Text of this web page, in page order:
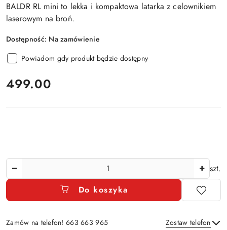
BALDR RL mini to lekka i kompaktowa latarka z celownikiem
laserowym na broń.
Dostępność: Na zamówienie
Powiadom gdy produkt będzie dostępny
cena:
499.00
szt.
Do koszyka
Zamów na telefon! 663 663 965 Zostaw telefon